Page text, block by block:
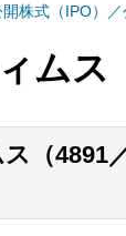
開株式（IPO）
ムス
（4891